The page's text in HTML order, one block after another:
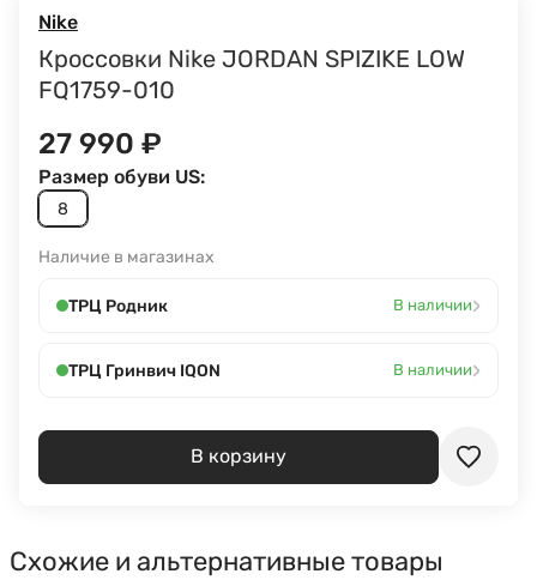
Nike
Кроссовки Nike JORDAN SPIZIKE LOW
FQ1759-010
27 990 ₽
8
Размер обуви US:
Наличие в магазинах
ТРЦ Родник В наличии›
ТРЦ Гринвич IQON В наличии›
В корзину
Схожие и альтернативные товары